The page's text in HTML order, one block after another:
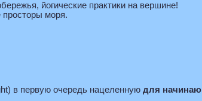
йогические практики на вершине!
просторы моря.
в первую очередь нацеленную для